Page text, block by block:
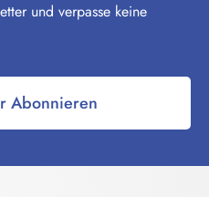
und verpasse keine
Abonnieren